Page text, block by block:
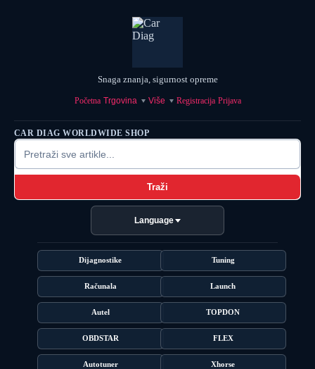
Snaga znanja, sigurnost opreme
Početna Trgovina Više Registracija Prijava
CAR DIAG WORLDWIDE SHOP
Traži
Language
Dijagnostike Tuning
Računala Launch
Autel TOPDON
OBDSTAR FLEX
Autotuner Xhorse